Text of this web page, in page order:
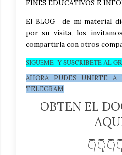
FINES EDUCATIVOS E
El BLOG de mi material
por su visita, los
compartirla con otros
SIGUEME Y SUSCRIBETE AL
AHORA PUDES UNIRTE A
TELEGRAM
OBTEN EL